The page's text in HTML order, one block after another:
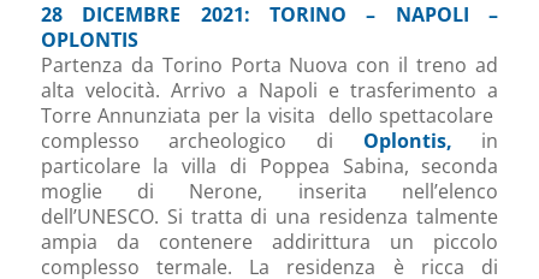
28 DICEMBRE 2021: TORINO – NAPOLI –
OPLONTIS
Partenza da Torino Porta Nuova con il treno ad
alta velocità. Arrivo a Napoli e trasferimento a
Torre Annunziata per la visita dello spettacolare
complesso archeologico di Oplontis, in
particolare la villa di Poppea Sabina, seconda
moglie di Nerone, inserita nell’elenco
dell’UNESCO. Si tratta di una residenza talmente
ampia da contenere addirittura un piccolo
complesso termale. La residenza è ricca di